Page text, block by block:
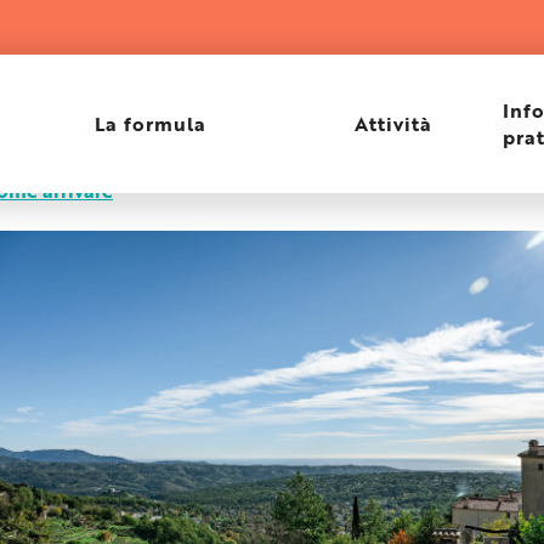
La formula Attività
arrivare